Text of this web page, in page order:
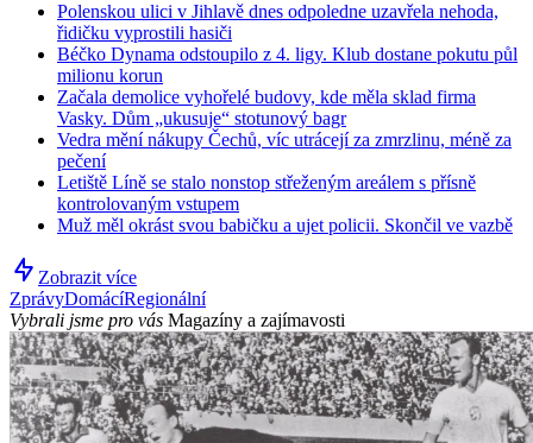
Polenskou ulici v Jihlavě dnes odpoledne uzavřela nehoda,
řidičku vyprostili hasiči
Béčko Dynama odstoupilo z 4. ligy. Klub dostane pokutu půl
milionu korun
Začala demolice vyhořelé budovy, kde měla sklad firma
Vasky. Dům „ukusuje“ stotunový bagr
Vedra mění nákupy Čechů, víc utrácejí za zmrzlinu, méně za
pečení
Letiště Líně se stalo nonstop střeženým areálem s přísně
kontrolovaným vstupem
Muž měl okrást svou babičku a ujet policii. Skončil ve vazbě
Zobrazit více
ZprávyDomácíRegionální
Vybrali jsme pro vás Magazíny a zajímavosti